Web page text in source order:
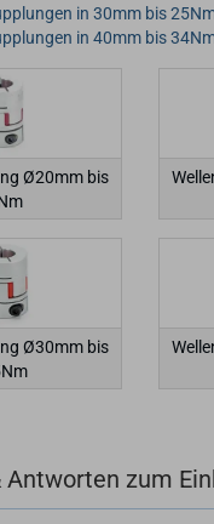
in 30mm bis
in 40mm bis
Ø20mm bis
Ø30mm bis
Antworten zum